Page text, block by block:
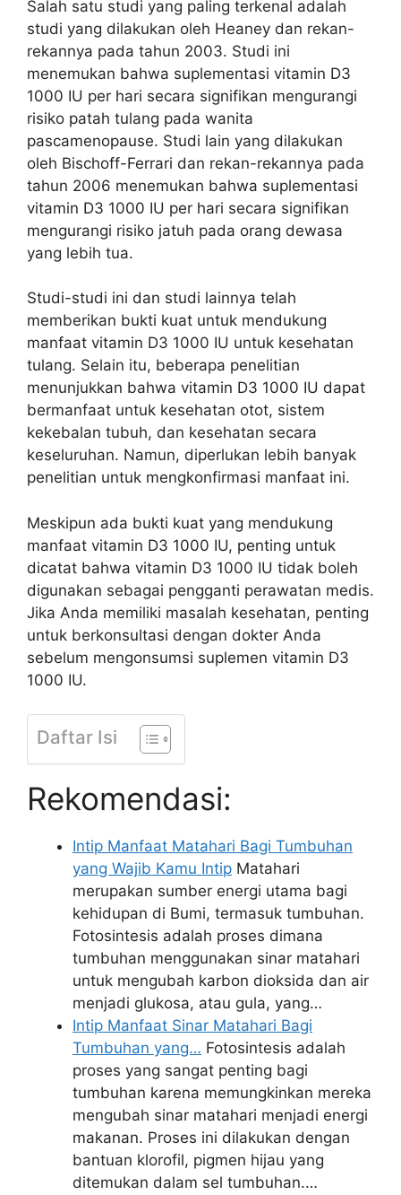
Salah satu studi yang paling terkenal adalah
studi yang dilakukan oleh Heaney dan rekan-
rekannya pada tahun 2003. Studi ini
menemukan bahwa suplementasi vitamin D3
1000 IU per hari secara signifikan mengurangi
risiko patah tulang pada wanita
pascamenopause. Studi lain yang dilakukan
oleh Bischoff-Ferrari dan rekan-rekannya pada
tahun 2006 menemukan bahwa suplementasi
vitamin D3 1000 IU per hari secara signifikan
mengurangi risiko jatuh pada orang dewasa
yang lebih tua.
Studi-studi ini dan studi lainnya telah
memberikan bukti kuat untuk mendukung
manfaat vitamin D3 1000 IU untuk kesehatan
tulang. Selain itu, beberapa penelitian
menunjukkan bahwa vitamin D3 1000 IU dapat
bermanfaat untuk kesehatan otot, sistem
kekebalan tubuh, dan kesehatan secara
keseluruhan. Namun, diperlukan lebih banyak
penelitian untuk mengkonfirmasi manfaat ini.
Meskipun ada bukti kuat yang mendukung
manfaat vitamin D3 1000 IU, penting untuk
dicatat bahwa vitamin D3 1000 IU tidak boleh
digunakan sebagai pengganti perawatan medis.
Jika Anda memiliki masalah kesehatan, penting
untuk berkonsultasi dengan dokter Anda
sebelum mengonsumsi suplemen vitamin D3
1000 IU.
Daftar Isi
Rekomendasi:
Intip Manfaat Matahari Bagi Tumbuhan
yang Wajib Kamu Intip Matahari
merupakan sumber energi utama bagi
kehidupan di Bumi, termasuk tumbuhan.
Fotosintesis adalah proses dimana
tumbuhan menggunakan sinar matahari
untuk mengubah karbon dioksida dan air
menjadi glukosa, atau gula, yang…
Intip Manfaat Sinar Matahari Bagi
Tumbuhan yang… Fotosintesis adalah
proses yang sangat penting bagi
tumbuhan karena memungkinkan mereka
mengubah sinar matahari menjadi energi
makanan. Proses ini dilakukan dengan
bantuan klorofil, pigmen hijau yang
ditemukan dalam sel tumbuhan.…